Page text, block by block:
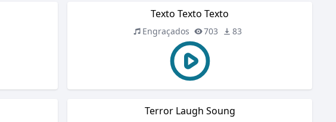
Texto Texto Texto
Engraçados 703 83
Terror Laugh Soung